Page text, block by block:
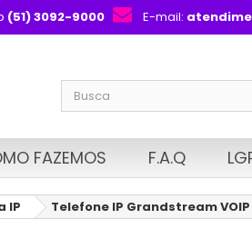
(51) 3092-9000 E-mail:
FAZEMOS F.A.Q
IP Telefone IP Grandstream VOIP